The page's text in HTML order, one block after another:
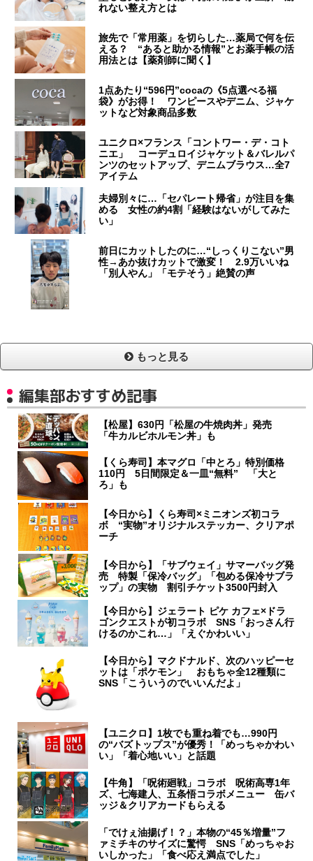
れない整え方とは
旅先で「常用薬」を切らした…薬局で何を伝
える？ “あると助かる情報”とお薬手帳の活
用法とは【薬剤師に聞く】
1点あたり“596円”cocaの《5点選べる福
袋》がお得！ ワンピースやデニム、ジャケ
ットなど対象商品多数
ユニクロ×フランス「コントワー・デ・コト
ニエ」 コーデュロイジャケット＆バレルパ
ンツのセットアップ、デニムブラウス…全7
アイテム
夫婦別々に…「セパレート帰省」が注目を集
める 女性の約4割「経験はないがしてみた
い」
前日にカットしたのに…“しっくりこない”男
性→あか抜けカットで激変！ 2.9万いいね
「別人やん」「モテそう」絶賛の声
もっと見る
編集部おすすめ記事
【松屋】630円「松屋の牛焼肉丼」発売
「牛カルビホルモン丼」も
【くら寿司】本マグロ「中とろ」特別価格
110円 5日間限定＆一皿“無料” 「大と
ろ」も
【今日から】くら寿司×ミニオンズ初コラ
ボ “実物”オリジナルステッカー、クリアポ
ーチ
【今日から】「サブウェイ」サマーバッグ発
売 特製「保冷バッグ」「包める保冷サブラ
ップ」の実物 割引チケット3500円封入
【今日から】ジェラート ピケ カフェ×ドラ
ゴンクエストが初コラボ SNS「おっさん行
けるのかこれ…」「えぐかわいい」
【今日から】マクドナルド、次のハッピーセ
ットは「ポケモン」 おもちゃ全12種類に
SNS「こういうのでいいんだよ」
【ユニクロ】1枚でも重ね着でも…990円
の“バズトップス”が優秀！「めっちゃかわい
い」「着心地いい」と話題
【牛角】「呪術廻戦」コラボ 呪術高専1年
ズ、七海建人、五条悟コラボメニュー 缶バ
ッジ＆クリアカードもらえる
「でけぇ油揚げ！？」本物の“45％増量”フ
ァミチキのサイズに驚愕 SNS「めっちゃお
いしかった」「食べ応え満点でした」